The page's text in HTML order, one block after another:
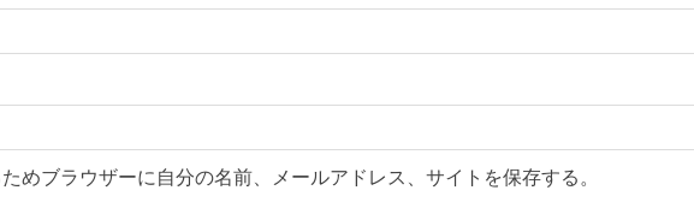
めブラウザーに自分の名前、メールアドレス、サイトを保存する。